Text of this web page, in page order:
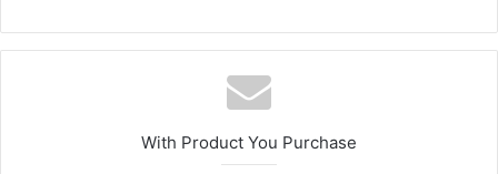
With Product You Purchase